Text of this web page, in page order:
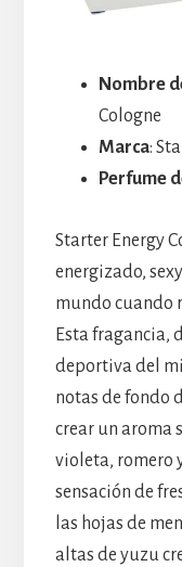
Nombre
Cologne
Marca:
Perfume
Starter Energy
energizado,
mundo cuando
Esta fragancia,
deportiva del
notas de fondo
crear un aroma
violeta, romero
sensación de
las hojas de
altas de yuzu